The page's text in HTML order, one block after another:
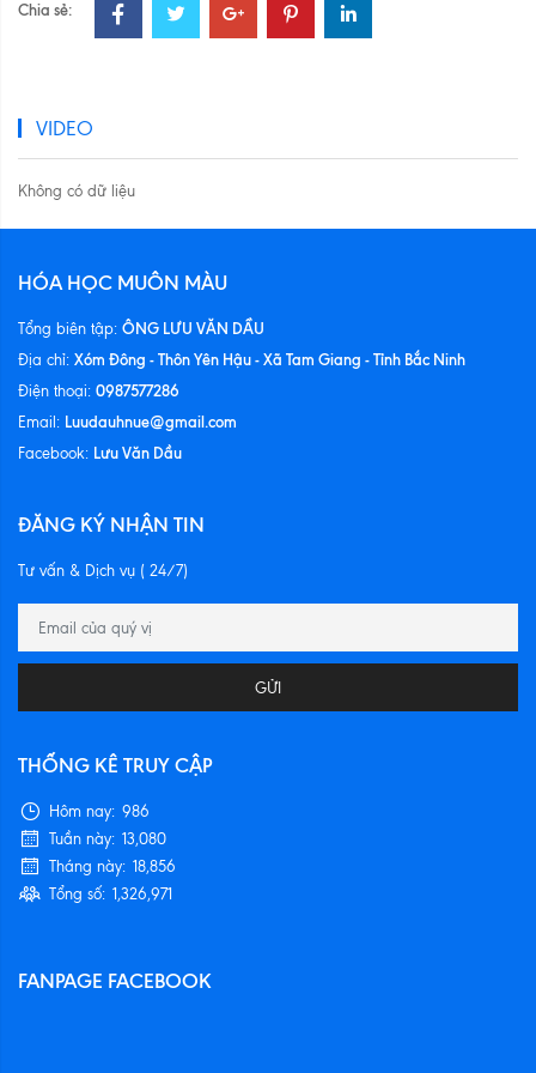
Chia sẻ:
VIDEO
Không có dữ liệu
HÓA HỌC MUÔN MÀU
Tổng biên tập: ÔNG LƯU VĂN DẦU
Địa chỉ: Xóm Đông - Thôn Yên Hậu - Xã Tam Giang - Tỉnh Bắc Ninh
Điện thoại: 0987577286
Email: Luudauhnue@gmail.com
Facebook: Lưu Văn Dầu
ĐĂNG KÝ NHẬN TIN
Tư vấn & Dịch vụ ( 24/7)
GỬI
THỐNG KÊ TRUY CẬP
Hôm nay: 986
Tuần này: 13,080
Tháng này: 18,856
Tổng số: 1,326,971
FANPAGE FACEBOOK